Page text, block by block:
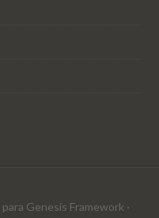
para Genesis Framework ·